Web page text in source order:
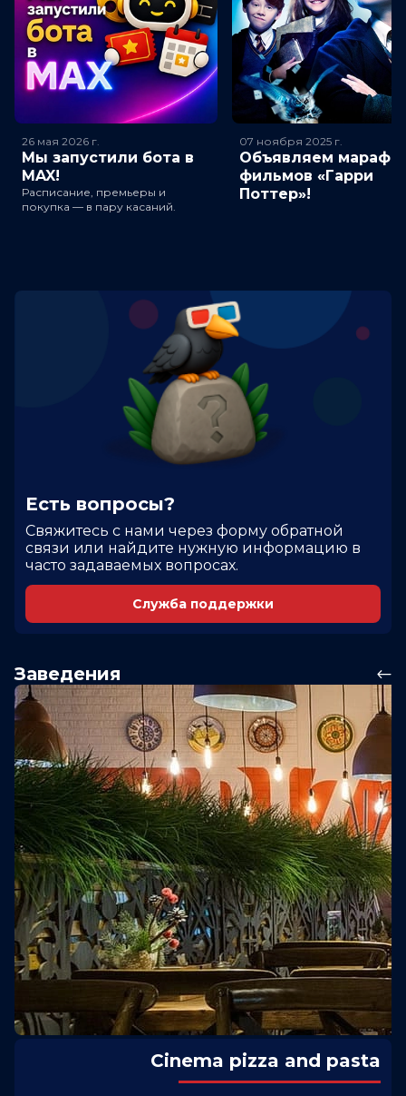
26 мая 2026 г.
Мы запустили бота в
MAX!
Расписание, премьеры и
покупка — в пару касаний.
07 ноября 2025 г.
Объявляем
фильмов «Гарри
Поттер»!
Есть вопросы?
Cвяжитесь с нами через форму обратной
связи или найдите нужную информацию в
часто задаваемых вопросах.
Служба поддержки
Заведения
Cinema pizza and pasta